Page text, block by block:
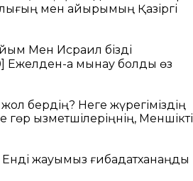
мен қайырымың Қазіргі
Мен Исраил бізді
Ежелден-ақ мынау болды өз
бердің? Неге жүрегіміздің
гөр қызметшілеріңнің, Меншікті
Енді жауымыз ғибадатханаңды